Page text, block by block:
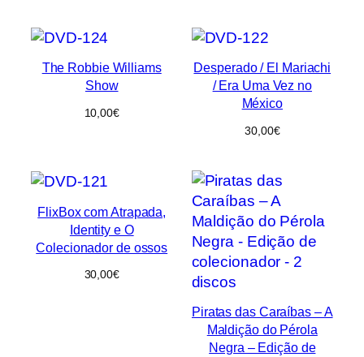
The Robbie Williams
Show
10,00€
Desperado / El Mariachi
/ Era Uma Vez no
México
30,00€
FlixBox com Atrapada,
Identity e O
Colecionador de ossos
30,00€
Piratas das Caraíbas – A
Maldição do Pérola
Negra – Edição de